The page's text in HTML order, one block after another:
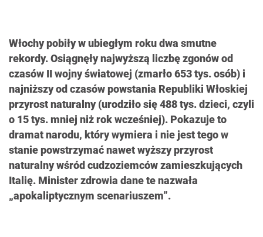
Włochy pobiły w ubiegłym roku dwa smutne
rekordy. Osiągnęły najwyższą liczbę zgonów od
czasów II wojny światowej (zmarło 653 tys. osób) i
najniższy od czasów powstania Republiki Włoskiej
przyrost naturalny (urodziło się 488 tys. dzieci, czyli
o 15 tys. mniej niż rok wcześniej). Pokazuje to
dramat narodu, który wymiera i nie jest tego w
stanie powstrzymać nawet wyższy przyrost
naturalny wśród cudzoziemców zamieszkujących
Italię. Minister zdrowia dane te nazwała
„apokaliptycznym scenariuszem”.